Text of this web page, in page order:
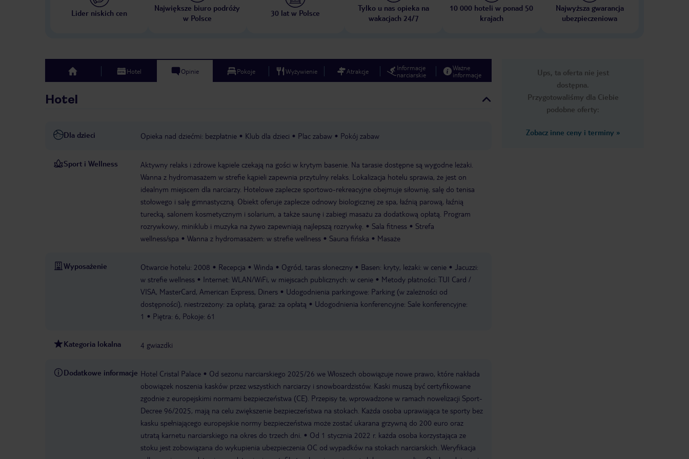
Lider niskich cen
Największe biuro podróży
w Polsce
30 lat w Polsce
Tylko u nas opieka na
wakacjach 24/7
10 000 hoteli w ponad 50
krajach
Najwyższa gwarancja
ubezpieczeniowa
top Hotel Opinie Pokoje Wyżywienie Atrakcje
Informacje
narciarskie
Ważne
informacje
Hotel
Dla dzieci Opieka nad dziećmi: bezpłatnie Klub dla dzieci Plac zabaw Pokój zabaw
Sport i Wellness
Aktywny relaks i zdrowe kąpiele czekają na gości w krytym basenie. Na tarasie dostępne są wygodne leżaki.
Wanna z hydromasażem w strefie kąpieli zapewnia przytulny relaks. Lokalizacja hotelu sprawia, że jest on
idealnym miejscem dla narciarzy. Hotelowe zaplecze sportowo-rekreacyjne obejmuje siłownię, salę do tenisa
stołowego i salę gimnastyczną. Obiekt oferuje zaplecze odnowy biologicznej ze spa, łaźnią parową, łaźnią
turecką, salonem kosmetycznym i solarium, a także saunę i zabiegi masażu za dodatkową opłatą. Program
rozrywkowy, miniklub i muzyka na żywo zapewniają najlepszą rozrywkę.
Sala fitness
Strefa
wellness/spa
Wanna z hydromasażem: w strefie wellness Sauna fińska Masaże
Wyposażenie Otwarcie hotelu: 2008 Recepcja Winda Ogród, taras słoneczny Basen: kryty, leżaki: w cenie
Jacuzzi:
w strefie wellness
Internet: WLAN/WiFi, w miejscach publicznych: w cenie
Metody płatności: TUI Card /
VISA, MasterCard, American Express, Diners
Udogodnienia parkingowe: Parking (w zależności od
dostępności), niestrzeżony: za opłatą, garaż: za opłatą
Udogodnienia konferencyjne: Sale konferencyjne:
1
Piętra: 6, Pokoje: 61
Kategoria lokalna 4 gwiazdki
Dodatkowe informacje Hotel Cristal Palace
Od sezonu narciarskiego 2025/26 we Włoszech obowiązuje nowe prawo, które nakłada
obowiązek noszenia kasków przez wszystkich narciarzy i snowboardzistów. Kaski muszą być certyfikowane
zgodnie z europejskimi normami bezpieczeństwa (CE). Przepisy te, wprowadzone w ramach nowelizacji Sport-
Decree 96/2025, mają na celu zwiększenie bezpieczeństwa na stokach. Każda osoba uprawiająca te sporty bez
kasku spełniającego europejskie normy bezpieczeństwa może zostać ukarana grzywną do 200 euro oraz
utratą karnetu narciarskiego na okres do trzech dni.
Od 1 stycznia 2022 r. każda osoba korzystająca ze
stoku jest zobowiązana do wykupienia ubezpieczenia OC od wypadków na stokach narciarskich. Weryfikacja
Ups, ta oferta nie jest
dostępna.
Przygotowaliśmy dla Ciebie
podobne oferty:
Zobacz inne ceny i terminy »